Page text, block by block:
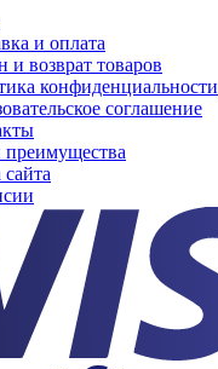
и оплата
и возврат товаров
конфиденциальности
соглашение